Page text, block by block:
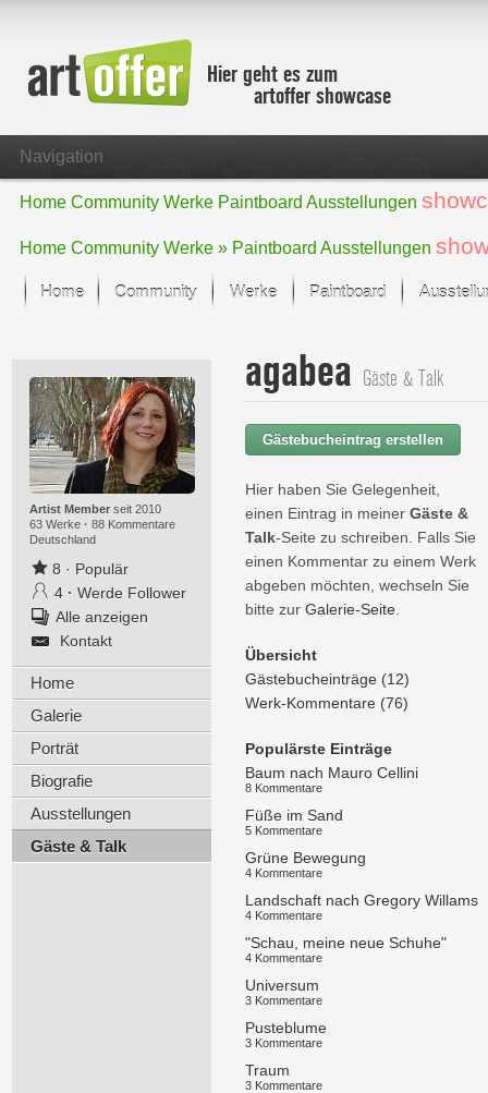
Hier geht es zum
artoffer showcase
Navigation
Home Community Werke Paintboard Ausstellungen
Home Community Werke » Paintboard Ausstellungen
Home Community Werke
Der letzte Monat im Fokus
Alle Fokus-Werke
Standard-Ansicht
Fokus-Werke
Alle neuen Werke
Paintboard
Artist Memberseit 2010
63 Werke · 88 Kommentare
Deutschland
8 · Populär
4 · Werde Follower
Alle anzeigen
Kontakt
Home
Galerie
Porträt
Biografie
Ausstellungen
Gäste & Talk
agabea Gäste & Talk
Gästebucheintrag erstellen
Hier haben Sie Gelegenheit,
einen Eintrag in meiner Gäste &
Talk-Seite zu schreiben. Falls Sie
einen Kommentar zu einem Werk
abgeben möchten, wechseln Sie
bitte zur Galerie-Seite.
Übersicht
Gästebucheinträge (12)
Werk-Kommentare (76)
Populärste Einträge
Baum nach Mauro Cellini
8 Kommentare
Füße im Sand
5 Kommentare
Grüne Bewegung
4 Kommentare
Landschaft nach Gregory Willams
4 Kommentare
"Schau, meine neue Schuhe"
4 Kommentare
Universum
3 Kommentare
Pusteblume
3 Kommentare
Traum
3 Kommentare